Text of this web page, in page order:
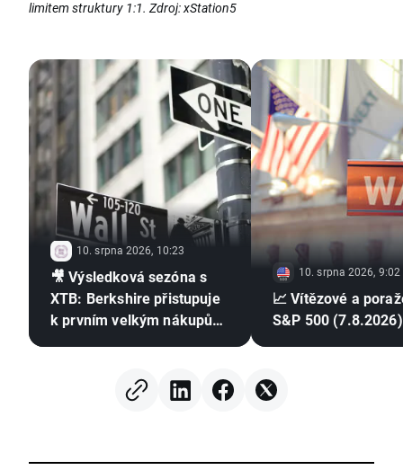
limitem struktury 1:1. Zdroj: xStation5
10. srpna 2026, 10:23
🎥 Výsledková sezóna s
XTB: Berkshire přistupuje
k prvním velkým nákupům
10. srpna 2026, 9:02
📈 Vítězové a
S&P 500 (7.8.2026)